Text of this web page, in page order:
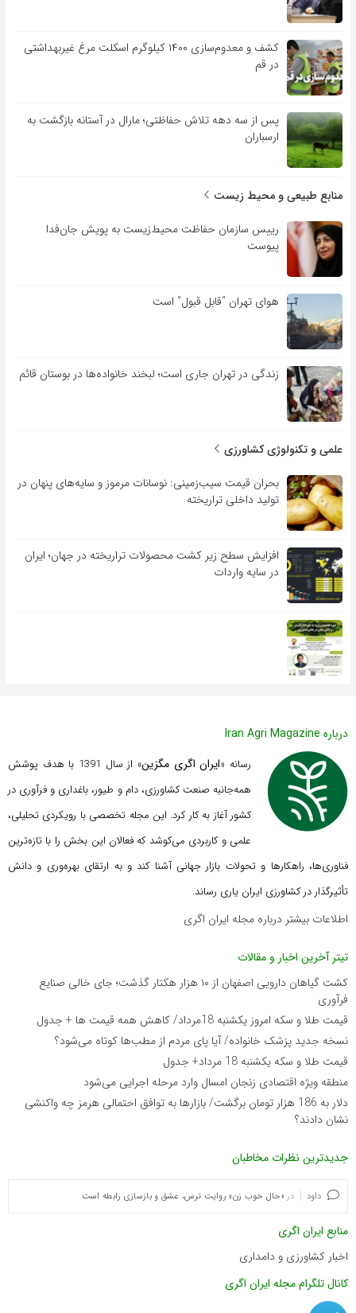
کشف و معدوم‌سازی ۱۴۰۰ کیلوگرم اسکلت مرغ غیربهداشتی
در قم
پس از سه دهه تلاش حفاظتی؛ مارال در آستانه بازگشت به
ارسباران
منابع طبیعی و محیط زیست
رییس سازمان حفاظت محیط‌زیست به پویش جان‌فدا
پیوست
هوای تهران “قابل قبول” است
زندگی در تهران جاری است؛ لبخند خانواده‌ها در بوستان قائم
علمی و تکنولوژی کشاورزی
بحران قیمت سیب‌زمینی: نوسانات مرموز و سایه‌های پنهان در
تولید داخلی تراریخته
افزایش سطح زیر کشت محصولات تراریخته در جهان؛ ایران
در سایه واردات
درباره Iran Agri Magazine
رسانه «ایران اگری مگزین
» از سال 1391 با هدف پوشش
همه‌جانبه صنعت کشاورزی، دام و طیور، باغداری و فرآوری در
کشور آغاز به کار کرد. این مجله تخصصی با رویکردی تحلیلی،
علمی و کاربردی می‌کوشد که فعالان این بخش را با تازه‌ترین
فناوری‌ها، راهکارها و تحولات بازار جهانی آشنا کند و به ارتقای بهره‌وری و دانش
تأثیرگذار در کشاورزی ایران یاری رساند.
اطلاعات بیشتر درباره مجله ایران اگری
تیتر آخرین اخبار و مقالات
کشت گیاهان دارویی اصفهان از ۱۰ هزار هکتار گذشت؛ جای خالی صنایع
فرآوری
قیمت طلا و سکه امروز یکشنبه 18مرداد/ کاهش همه قیمت ها + جدول
نسخه جدید پزشک خانواده/ آیا پای مردم از مطب‌ها‌ کوتاه می‌شود؟
قیمت طلا و سکه یکشنبه 18 مرداد+ جدول
منطقه ویژه اقتصادی زنجان امسال وارد مرحله اجرایی می‌شود
دلار به 186 هزار تومان برگشت/ بازارها به توافق احتمالی هرمز چه واکنشی
نشان دادند؟
جدیدترین نظرات مخاطبان
داود در «حال خوب زن» روایت ترس، عشق و بازسازی رابطه است
منابع ایران اگری
اخبار کشاورزی و دامداری
کانال تلگرام مجله ایران اگری